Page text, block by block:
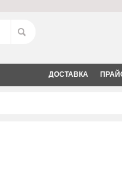
ДОСТАВКА